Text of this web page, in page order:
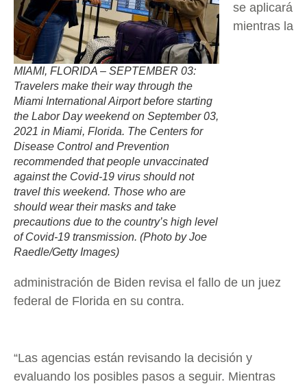
MIAMI, FLORIDA – SEPTEMBER 03:
Travelers make their way through the
Miami International Airport before starting
the Labor Day weekend on September 03,
2021 in Miami, Florida. The Centers for
Disease Control and Prevention
recommended that people unvaccinated
against the Covid-19 virus should not
travel this weekend. Those who are
should wear their masks and take
precautions due to the country’s high level
of Covid-19 transmission. (Photo by Joe
Raedle/Getty Images)
se aplicará
mientras la
administración de Biden revisa el fallo de un juez
federal de Florida en su contra.
“Las agencias están revisando la decisión y
evaluando los posibles pasos a seguir. Mientras